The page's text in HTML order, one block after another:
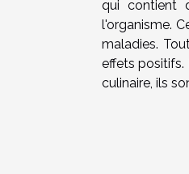
qui contient
l'organisme.
maladies.
effets positifs.
culinaire, ils